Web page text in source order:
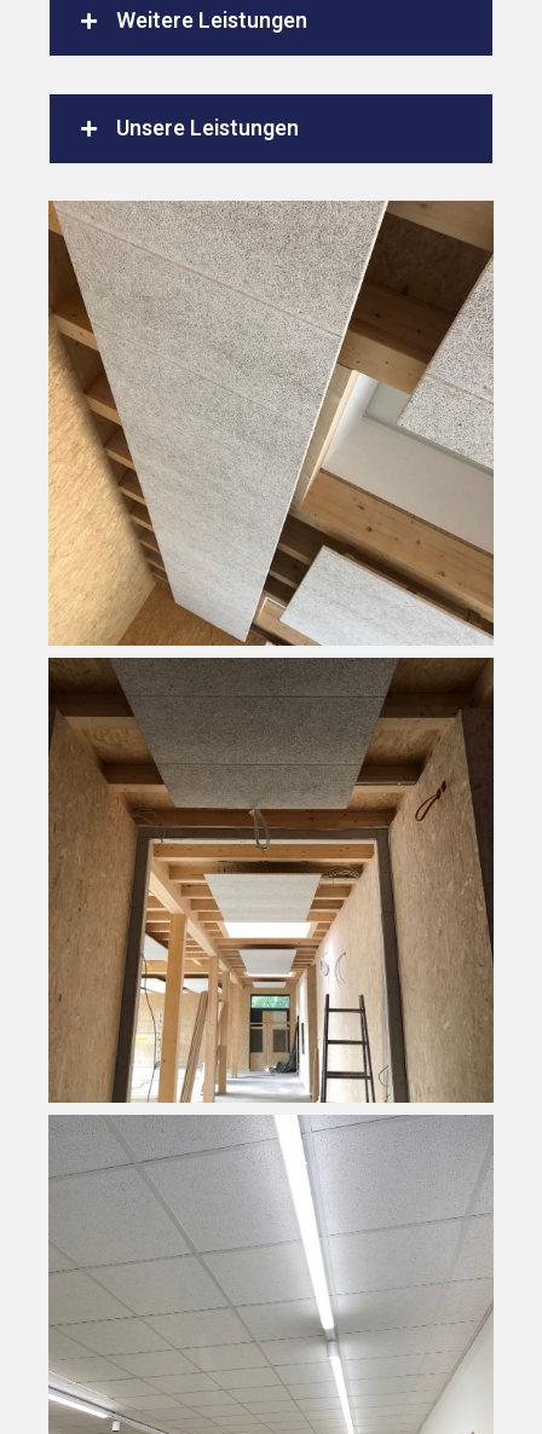
Weitere Leistungen
Unsere Leistungen